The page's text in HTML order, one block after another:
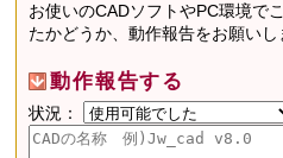
お使いのCADソフトやPC環境で
たかどうか、動作報告をお願いし
動作報告する
状況：